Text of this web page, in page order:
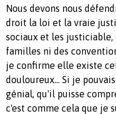
Nous devons nous
droit la loi et la vraie
sociaux et les
familles ni des
je confirme elle existe
douloureux... Si je
génial, qu'il puisse
c'est comme cela que je